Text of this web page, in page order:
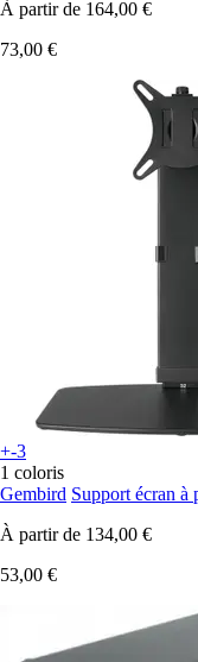
À partir de 164,00 €
73,00 €
+-3
1 coloris
Gembird Support écran
À partir de 134,00 €
53,00 €